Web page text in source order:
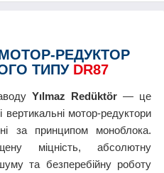
РЕДУКТОР
ТИПУ DR87
Yılmaz Redüktör — це
вертикальні мотор-редуктори
за принципом моноблока.
міцність, абсолютну
та безперебійну роботу